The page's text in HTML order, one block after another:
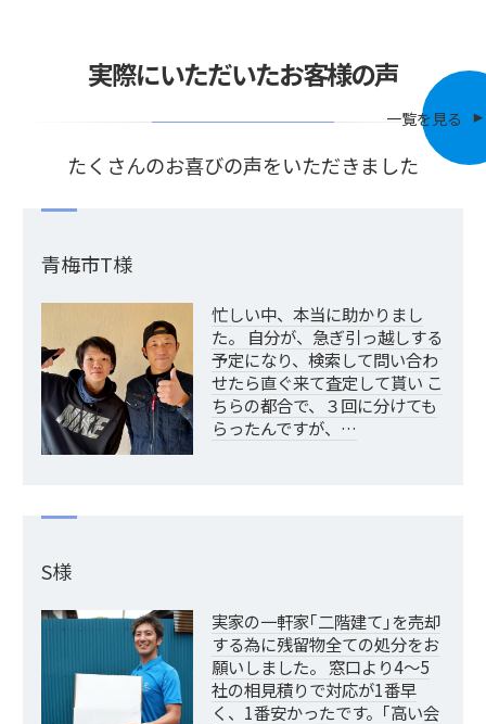
実際にいただいたお客様の声
たくさんのお喜びの声をいただきました
一覧を見る
青梅市T様
忙しい中、本当に助かりまし
た。 自分が、急ぎ引っ越しする
予定になり、検索して問い合わ
せたら直ぐ来て査定して貰い こ
ちらの都合で、３回に分けても
らったんですが、…
S様
実家の一軒家｢二階建て｣を売却
する為に残留物全ての処分をお
願いしました。 窓口より4～5
社の相見積りで対応が1番早
く、1番安かったです。｢高い会